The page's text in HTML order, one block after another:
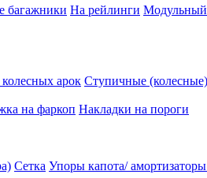
багажники На рейлинги
арок Ступичные
на фаркоп Накладки на пороги
Сетка Упоры капота/